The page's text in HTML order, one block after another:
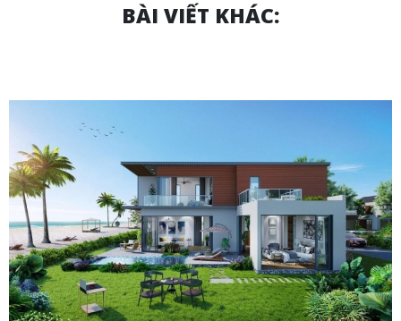
BÀI VIẾT KHÁC: